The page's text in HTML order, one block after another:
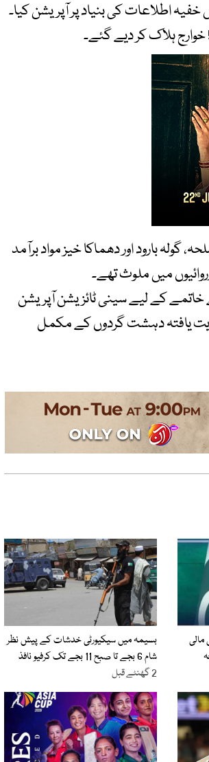
اطلاعات کی بنیاد پر آپریشن کیا۔
بارود اور دھماکا خیز مواد برآمد
میں ملوث تھے۔
کے لیے سینی ٹائزیشن آپریشن
یافتہ دہشت گردوں کے مکمل
مالی
بسیمہ میں سیکیورٹی خدشات کے پیش نظر
شام 6 بجے تا صبح 11 بجے تک کرفیو نافذ
2 گھنٹے قبل